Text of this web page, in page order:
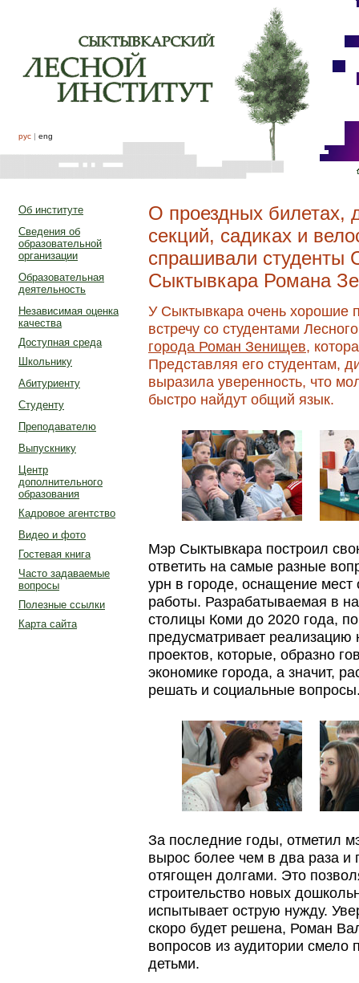
рус | eng
Об институте
Сведения об
образовательной
организации
Образовательная
деятельность
Независимая оценка
качества
Доступная среда
Школьнику
Абитуриенту
Студенту
Преподавателю
Выпускнику
Центр
дополнительного
образования
Кадровое агентство
Видео и фото
Гостевая книга
Часто задаваемые
вопросы
Полезные ссылки
Карта сайта
О проездных билетах,
секций, садиках и
спрашивали студенты
Сыктывкара Романа
У Сыктывкара очень хорошие
встречу со студентами
города Роман Зенищев,
Представляя его студентам,
выразила уверенность, что
быстро найдут общий язык.
Мэр Сыктывкара построил
ответить на самые разные
урн в городе, оснащение
работы. Разрабатываемая в
столицы Коми до 2020 года,
предусматривает реализацию
проектов, которые, образно
экономике города, а значит,
решать и социальные
За последние годы, отметил
вырос более чем в два раза
отягощен долгами. Это
строительство новых
испытывает острую нужду.
скоро будет решена, Роман
вопросов из аудитории смело
детьми.